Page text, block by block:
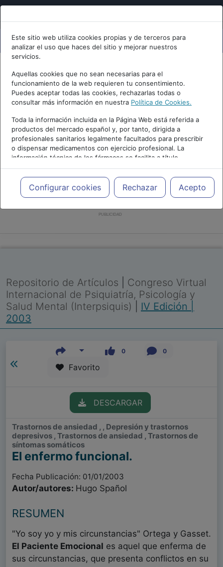
Este sitio web utiliza cookies propias y de terceros para
analizar el uso que haces del sitio y mejorar nuestros
servicios.
Aquellas cookies que no sean necesarias para el
funcionamiento de la web requieren tu consentimiento.
Puedes aceptar todas las cookies, rechazarlas todas o
consultar más información en nuestra Política de Cookies.
Toda la información incluida en la Página Web está referida a
productos del mercado español y, por tanto, dirigida a
profesionales sanitarios legalmente facultados para prescribir
o dispensar medicamentos con ejercicio profesional. La
información técnica de los fármacos se facilita a título
meramente informativo, siendo responsabilidad de los
profesionales facultados prescribir medicamentos y decidir, en
cada caso concreto, el tratamiento más adecuado a las
necesidades del paciente.
Configurar cookies Rechazar Acepto
PUBLICIDAD
Repositorio de Artículos
Congreso Virtual
Internacional de Psiquiatría, Psicología y
Salud Mental (Interpsiquis)
IV Edición |
2003
0 0
Favorito
DESCARGAR
Trastornos de ansiedad , , Depresión y trastornos
depresivos , Trastornos de ansiedad , Trastornos de
síntomas somáticos
El enfermo funcional.
Fecha Publicación: 01/01/2003
Autor/autores: Hugo Spañol
RESUMEN
"Yo soy yo y mis circunstancias" Ortega y Gasset.
El Paciente Emocional es aquel que enferma de
sus circunstancias, que presenta conflictos en su